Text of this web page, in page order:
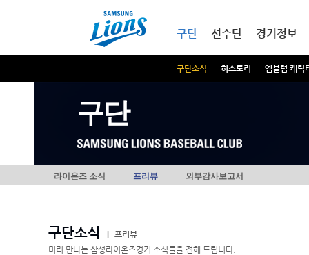
구단
구단소식 히스토리 엠블럼 캐릭
선수단 경기정보
구단
라이온즈 소식 프리뷰 외부감사보고서
구단소식
프리뷰
미리 만나는 삼성라이온즈경기 소식들을 전해 드립니다.